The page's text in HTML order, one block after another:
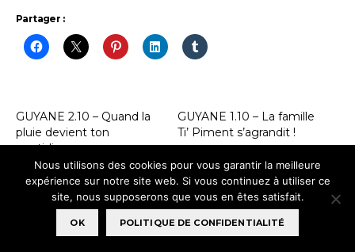
Partager :
GUYANE 2.10 – Quand la
pluie devient ton
quotidien …
GUYANE 1.10 – La famille
Ti’ Piment s’agrandit !
GUYANE 1.5 – Joyeux Noël
Nous utilisons des cookies pour vous garantir la meilleure
expérience sur notre site web. Si vous continuez à utiliser ce
site, nous supposerons que vous en êtes satisfait.
OK POLITIQUE DE CONFIDENTIALITÉ